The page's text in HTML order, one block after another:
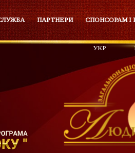
ПАРТНЕРИ СПОНСОРАМ
УКР